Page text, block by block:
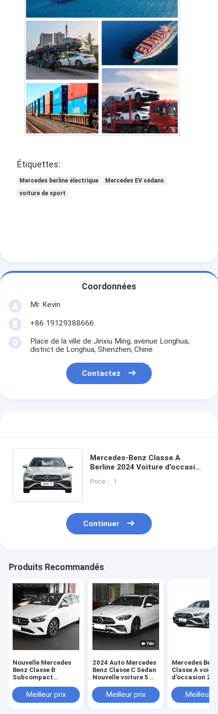
Étiquettes:
Mercedes berline électrique
Mercedes EV sédans
voiture de sport
Coordonnées
Mr. Kevin
+86 19129388666
Place de la ville de Jinxiu Ming, avenue Longhua,
district de Longhua, Shenzhen, Chine
Contactez
Mercedes-Benz Classe A
Berline 2024 Voiture d'occasion
4MATIC
Price： 1
Continuer
Produits Recommandés
Nouvelle Mercedes
Benz Classe B
Subcompact
160Mph Véhicule à
essence de luxe
Meilleur prix
2024 Auto Mercedes
Benz Classe C Sedan
Nouvelle voiture 5
essenceMeilleur prix
Mercedes
Classe A
d'occasion
Benz Berline
Meilleur